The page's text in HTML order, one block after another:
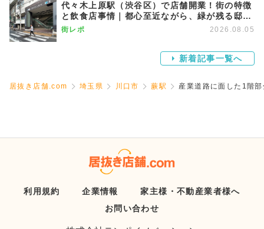
代々木上原駅（渋谷区）で店舗開業！街の特徴
と飲食店事情｜都心至近ながら、緑が残る邸宅
エリア
街レポ 2026.08.05
新着記事一覧へ
居抜き店舗.com 埼玉県 川口市 蕨駅 産業道路に面した1階
利用規約 企業情報
家主様・不動産業者様へ
お問い合わせ